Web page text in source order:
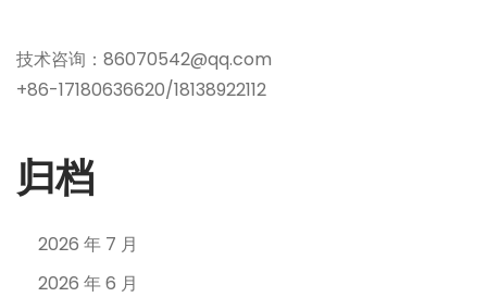
技术咨询：86070542@qq.com
+86-17180636620/18138922112
归档
2026 年 7 月
2026 年 6 月